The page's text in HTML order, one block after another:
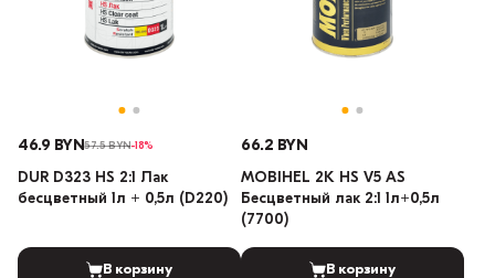
46.9 BYN57.5 BYN-18%
DUR D323 HS 2:1 Лак
бесцветный 1л + 0,5л (D220)
В корзину
66.2 BYN
MOBIHEL 2К HS V5 AS
Бесцветный лак 2:1 1л+0,5л
(7700)
В корзину